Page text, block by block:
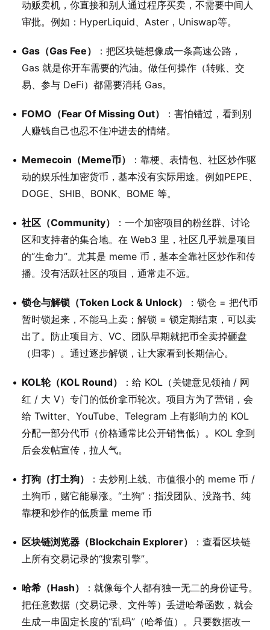
动贩卖机，你直接和别人通过程序买卖，不需要中间人
审批。例如：HyperLiquid、Aster，Uniswap等。
Gas（Gas Fee）
：把区块链想像成一条高速公路，
Gas 就是你开车需要的汽油。做任何操作（转账、交
易、参与 DeFi）都需要消耗 Gas。
FOMO（Fear Of Missing Out）
：害怕错过，看到别
人赚钱自己也忍不住冲进去的情绪。
Memecoin（Meme币）
：靠梗、表情包、社区炒作驱
动的娱乐性加密货币，基本没有实际用途。例如PEPE、
DOGE、SHIB、BONK、BOME 等。
社区（Community）
：一个加密项目的粉丝群、讨论
区和支持者的集合地。在 Web3 里，社区几乎就是项目
的“生命力”。尤其是 meme 币，基本全靠社区炒作和传
播。没有活跃社区的项目，通常走不远。
锁仓与解锁（Token Lock & Unlock）
：锁仓 = 把代币
暂时锁起来，不能马上卖；解锁 = 锁定期结束，可以卖
出了。防止项目方、VC、团队早期就把币全卖掉砸盘
（归零）。通过逐步解锁，让大家看到长期信心。
KOL轮（KOL Round）
：给 KOL（关键意见领袖 / 网
红 / 大 V）专门的低价拿币轮次。项目方为了营销，会
给 Twitter、YouTube、Telegram 上有影响力的 KOL
分配一部分代币（价格通常比公开销售低）。KOL 拿到
后会发帖宣传，拉人气。
打狗（打土狗）
：去炒刚上线、市值很小的 meme 币 /
土狗币，赌它能暴涨。“土狗”：指没团队、没路书、纯
靠梗和炒作的低质量 meme 币
区块链浏览器（Blockchain Explorer）
：查看区块链
上所有交易记录的“搜索引擎”。
哈希（Hash）
：就像每个人都有独一无二的身份证号。
把任意数据（交易记录、文件等）丢进哈希函数，就会
生成一串固定长度的“乱码”（哈希值）。只要数据改一